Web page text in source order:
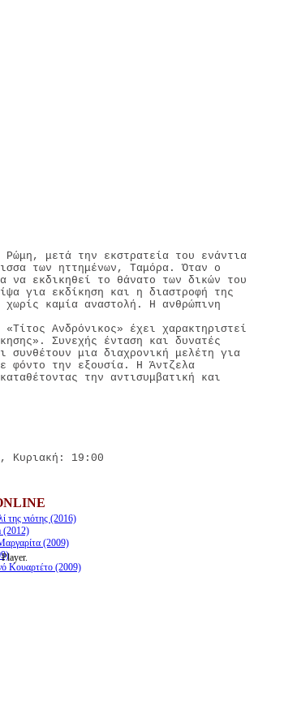
της νιότης (2016)
(2012)
(2009)
Κουαρτέτο (2009)
Ρώμη, μετά την εκστρατεία του ενάντια
των ηττημένων, Ταμόρα. Όταν ο
να εκδικηθεί το θάνατο των δικών του
για εκδίκηση και η διαστροφή της
καμία αναστολή. Η ανθρώπινη
Ανδρόνικος» έχει χαρακτηριστεί
Συνεχής ένταση και δυνατές
συνθέτουν μια διαχρονική μελέτη για
φόντο την εξουσία. Η Άντζελα
την αντισυμβατική και
Κυριακή: 19:00